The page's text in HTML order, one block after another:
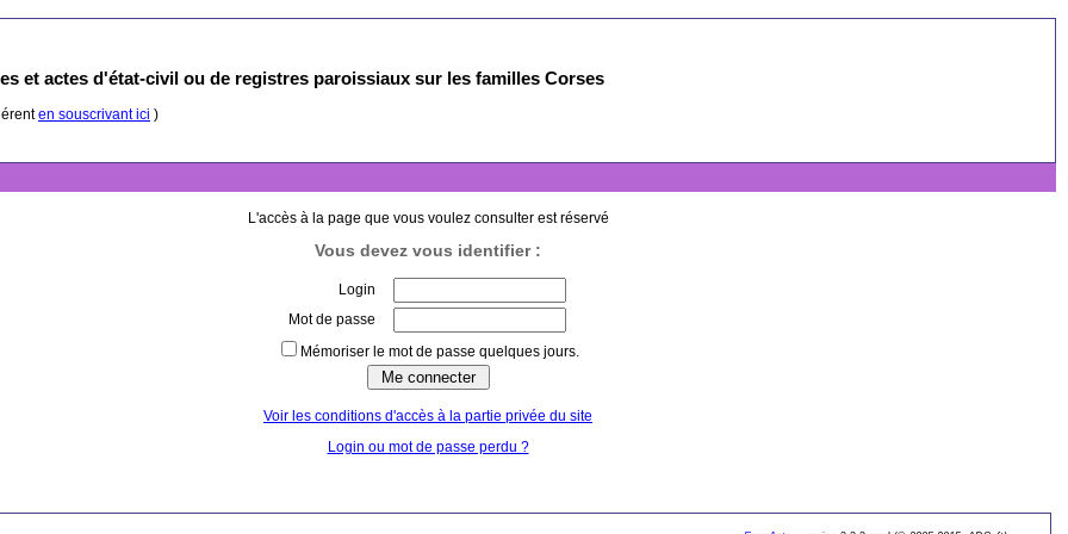
et actes d'état-civil ou de registres paroissiaux sur les familles Corses
en souscrivant ici )
L'accès à la page que vous voulez consulter est réservé
Vous devez vous identifier :
Login
Mot de passe
Mémoriser le mot de passe quelques jours.
Voir les conditions d'accès à la partie privée du site
Login ou mot de passe perdu ?